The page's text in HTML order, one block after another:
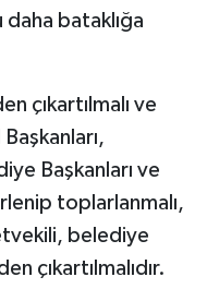
bataklığa
çıkartılmalı ve
Başkanları ve
toplarlanmalı,
belediye
çıkartılmalıdır.